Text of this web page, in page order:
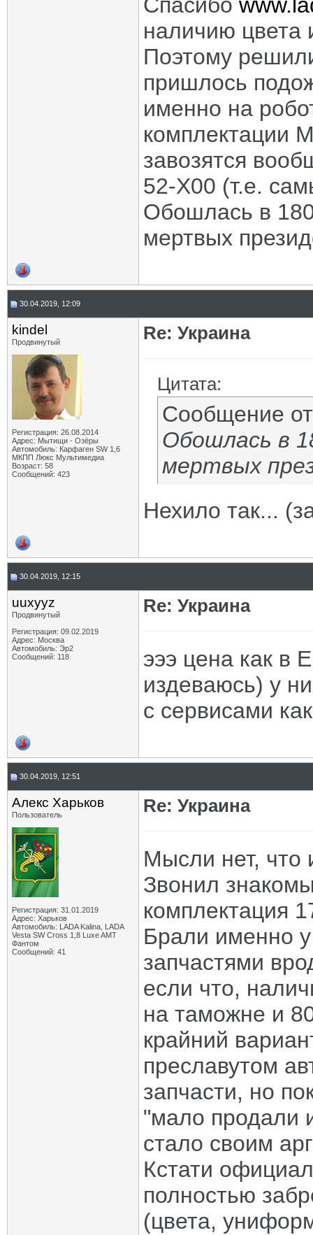
наличию цвета
Поэтому
пришлось
именно на
комплектации
завозятся
52-X00 (т.е.
Обошлась в
мертвых
30.04.2019, 12:09
kindel
Продвинутый
Регистрация: 26.08.2014
Адрес: Мытищи - Озёры
Автомобиль: Карфаген SW 1,6
МКПП Люкс Мультимедиа
Возраст: 58
Сообщений: 423
Re: Украина
Цитата:
Сообщение
Обошлась в
мертвых
Нехило так...
30.04.2019, 12:15
uuxyyz
Продвинутый
Регистрация: 09.02.2019
Адрес: Москва
Автомобиль: Эр2
Сообщений: 118
Re: Украина
эээ цена как в
издеваюсь) у
с сервисами
30.04.2019, 12:51
Алекс Харьков
Пользователь
Регистрация: 31.01.2019
Адрес: Харьков
Автомобиль: LADA Kalina, LADA
Vesta SW Cross 1,8 Luxe AMT
Фантом
Сообщений: 41
Re: Украина
Мысли нет, что
Звонил
комплектация
Брали именно
запчастями
если что,
на таможне и
крайний
преславутом
запчасти, но
"мало продали
стало своим
Кстати
полностью
(цвета,